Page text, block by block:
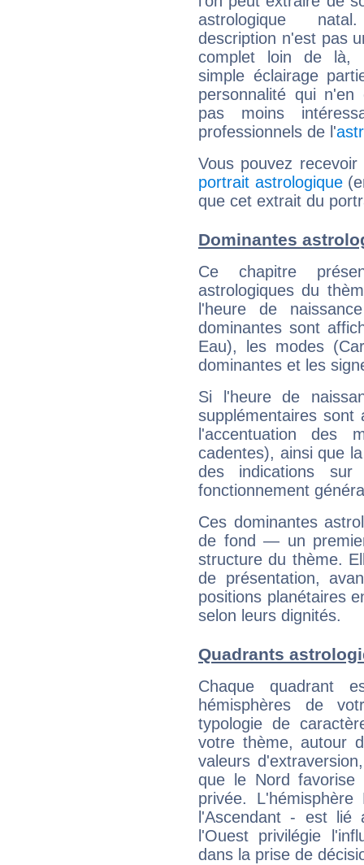
astrologique
description n'est pas
complet loin de là,
simple éclairage
personnalité qui n'en
pas moins
professionnels de l'
Vous pouvez
portrait astrologique
que cet extrait du
Dominantes
Ce chapitre
astrologiques du
l'heure de
dominantes sont
Eau), les modes
dominantes et les
Si l'heure de
supplémentaires sont
l'accentuation des
cadentes), ainsi que
des indications sur
fonctionnement
Ces dominantes
de fond — un
structure du thème.
de présentation,
positions planétaires
selon leurs dignités.
Quadrants
Chaque quadrant
hémisphères de
typologie de
votre thème, autour
valeurs
que le Nord favorise
privée.
l'Ascendant - est
l'Ouest privilégie
dans la prise de